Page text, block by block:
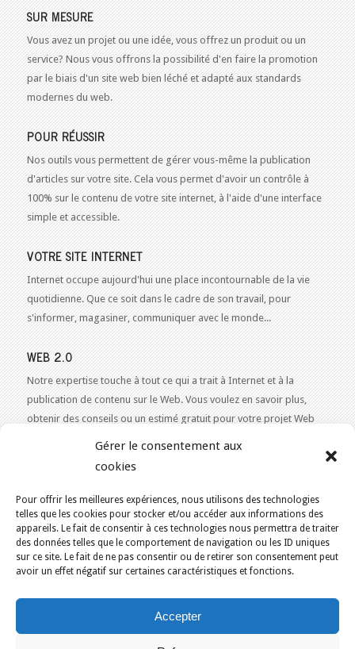
Gérer le consentement aux
cookies
Pour offrir les meilleures expériences, nous utilisons des technologies
telles que les cookies pour stocker et/ou accéder aux informations des
appareils. Le fait de consentir à ces technologies nous permettra de traiter
des données telles que le comportement de navigation ou les ID uniques
sur ce site. Le fait de ne pas consentir ou de retirer son consentement peut
avoir un effet négatif sur certaines caractéristiques et fonctions.
Accepter
SUR MESURE
Vous avez un projet ou une idée, vous offrez un produit ou un
service? Nous vous offrons la possibilité d'en faire la promotion
par le biais d'un site web bien léché et adapté aux standards
modernes du web.
POUR RÉUSSIR
Nos outils vous permettent de gérer vous-même la publication
d'articles sur votre site. Cela vous permet d'avoir un contrôle à
100% sur le contenu de votre site internet, à l'aide d'une interface
simple et accessible.
VOTRE SITE INTERNET
Internet occupe aujourd'hui une place incontournable de la vie
quotidienne. Que ce soit dans le cadre de son travail, pour
s'informer, magasiner, communiquer avec le monde...
WEB 2.0
Notre expertise touche à tout ce qui a trait à Internet et à la
publication de contenu sur le Web. Vous voulez en savoir plus,
obtenir des conseils ou un estimé gratuit pour votre projet Web
VOUS ÊTES ICI : ACCUEIL / BLOGUE / AQPERE
KAJOOM.CA- SERVICES INTERNET
Accueil English Services
Outils & Solutions
Conditions d’utilisation